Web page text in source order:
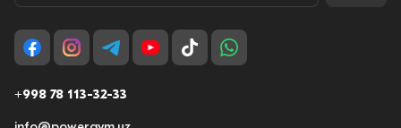
+998 78 113-32-33